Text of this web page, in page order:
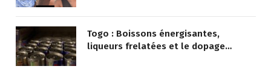
Togo : Boissons énergisantes,
liqueurs frelatées et le dopage